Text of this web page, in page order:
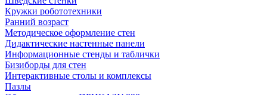
Кружки робототехники
Ранний возраст
Методическое оформление стен
Дидактические настенные панели
Информационные стенды и таблички
Бизиборды для стен
Интерактивные столы и комплексы
Пазлы